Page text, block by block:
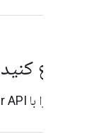
شروع کنید
ساختن را با Weather API شروع کنید.